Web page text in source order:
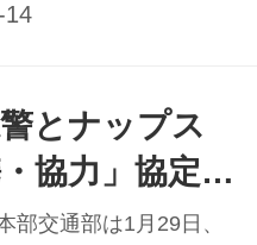
ー・梅本まどかさんに
とナップス
協力」協定締
啓発・教育
部交通部は1月29日、